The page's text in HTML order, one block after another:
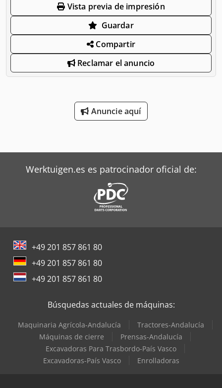
Vista previa de impresión
Guardar
Compartir
Reclamar el anuncio
Anuncie aquí
Werktuigen.es es patrocinador oficial de:
+49 201 857 861 80
+49 201 857 861 80
+49 201 857 861 80
Búsquedas actuales de máquinas:
Maquinaria Agrícola-Andalucía
Tractores-Andalucía
Máquinas de cierre
Prensas-Andalucía
Excavadoras Para Trasbordo-País Vasco
Excavadoras-País Vasco
Enrolladoras